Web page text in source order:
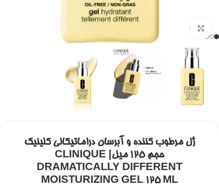
برای بزرگنمایی کلیک کنید
ژل مرطوب کننده و آبرسان دراماتیکالی کلینیک
حجم ۱۲۵ میل| CLINIQUE
DRAMATICALLY DIFFERENT
MOISTURIZING GEL 125 ML